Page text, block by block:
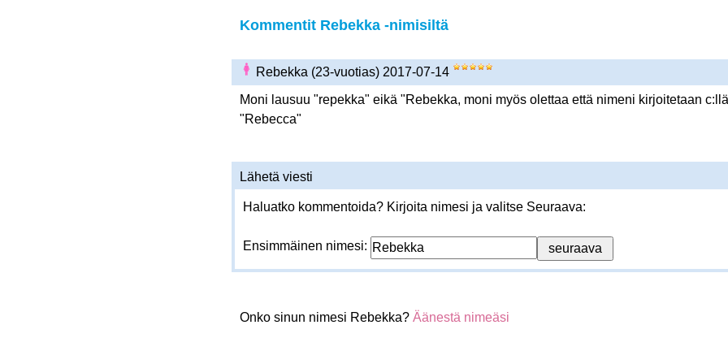
Kommentit Rebekka -nimisiltä
Rebekka (23-vuotias) 2017-07-14
Moni lausuu "repekka" eikä "Rebekka, moni myös olettaa että nimeni kirjoitetaan c:llä
"Rebecca"
Lähetä viesti
Haluatko kommentoida? Kirjoita nimesi ja valitse Seuraava:
Ensimmäinen nimesi:
Onko sinun nimesi Rebekka? Äänestä nimeäsi